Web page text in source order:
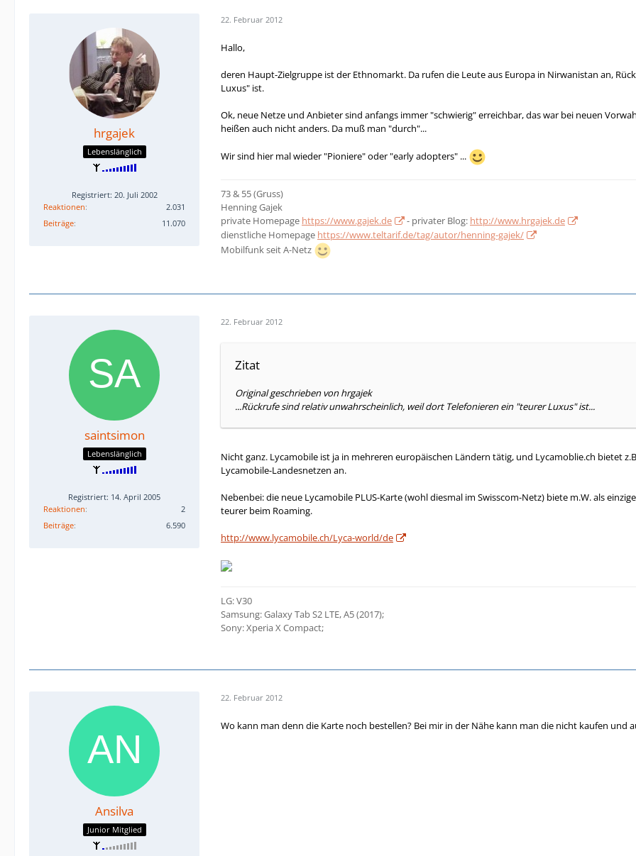
hrgajek
Lebenslänglich
Registriert: 20. Juli 2002
Reaktionen
2.031
Beiträge
11.070
22. Februar 2012
Hallo,
deren Haupt-Zielgruppe ist der Ethnomarkt. Da rufen die Leute aus Europa in Nirwanistan an,
Luxus" ist.
Ok, neue Netze und Anbieter sind anfangs immer "schwierig" erreichbar, das war bei neuen
heißen auch nicht anders. Da muß man "durch"...
Wir sind hier mal wieder "Pioniere" oder "early adopters" ...
73 & 55 (Gruss)
Henning Gajek
private Homepage https://www.gajek.de - privater Blog: http://www.hrgajek.de
dienstliche Homepage https://www.teltarif.de/tag/autor/henning-gajek/
Mobilfunk seit A-Netz
saintsimon
Lebenslänglich
Registriert: 14. April 2005
Reaktionen
2
Beiträge
6.590
22. Februar 2012
Zitat
Original geschrieben von hrgajek
...Rückrufe sind relativ unwahrscheinlich, weil dort Telefonieren ein "teurer Luxus" ist...
Nicht ganz. Lycamobile ist ja in mehreren europäischen Ländern tätig, und Lycamoblie.ch bietet
Lycamobile-Landesnetzen an.
Nebenbei: die neue Lycamobile PLUS-Karte (wohl diesmal im Swisscom-Netz) biete m.W. als
teurer beim Roaming.
http://www.lycamobile.ch/Lyca-world/de
LG: V30
Samsung: Galaxy Tab S2 LTE, A5 (2017);
Sony: Xperia X Compact;
Ansilva
Junior Mitglied
22. Februar 2012
Wo kann man denn die Karte noch bestellen? Bei mir in der Nähe kann man die nicht kaufen und